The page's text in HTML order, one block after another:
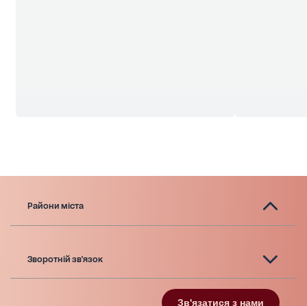
Райони міста
Зворотній зв'язок
Зв'язатися з нами